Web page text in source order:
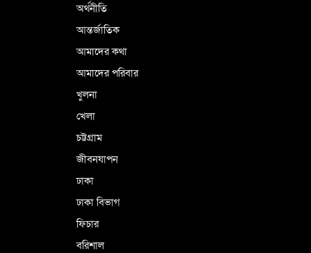
অর্থনীতি
আন্তর্জাতিক
আমাদের কথা
আমাদের পরিবার
খুলনা
খেলা
চট্টগ্রাম
জীবনযাপন
ঢাকা
ঢাকা বিভাগ
ফিচার
বরিশাল